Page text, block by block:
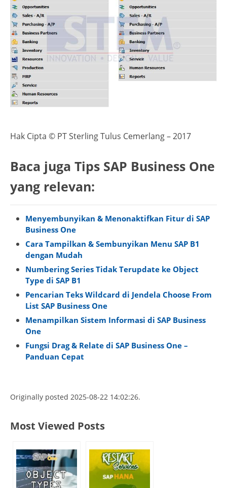
Hak Cipta © PT Sterling Tulus Cemerlang – 2017
Baca juga Tips SAP Business One
yang relevan:
Menyembunyikan & Menonaktifkan Fitur di SAP
Business One
Cara Tampilkan & Sembunyikan Menu SAP B1
dengan Mudah
Numbering Series Tidak Terupdate ke Object
Type di SAP B1
Pencarian Teks Wildcard di Jendela Choose From
List SAP Business One
Menampilkan Sistem Informasi di SAP Business
One
Fungsi Drag & Relate di SAP Business One –
Panduan Cepat
Originally posted 2025-08-22 14:02:26.
Most Viewed Posts